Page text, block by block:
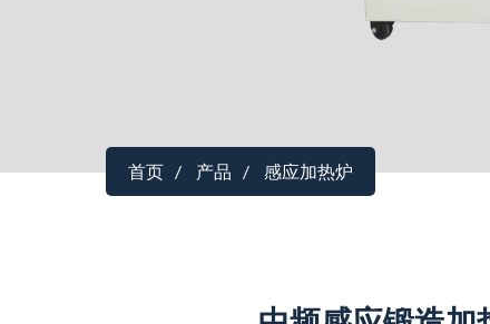
首页 产品 感应加热炉